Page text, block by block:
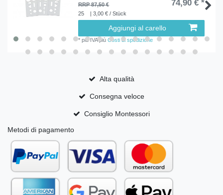
RRP 87,50 € 74,90 € *
25 | 3,00 € / Stück
Aggiungi al carello
*più IVApiùCosti di spedizione
Alta qualità
Consegna veloce
Consiglio Montessori
Metodi di pagamento